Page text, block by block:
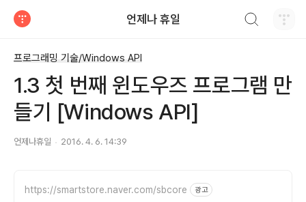
언제나 휴일
프로그래밍 기술/Windows API
1.3 첫 번째 윈도우즈 프로그램 만
들기 [Windows API]
언제나휴일 2016. 4. 6. 14:39
https://smartstore.naver.com/sbcore 광고